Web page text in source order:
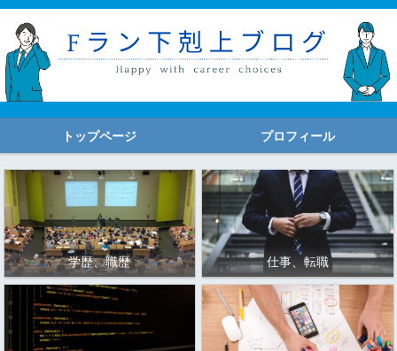
トップページ プロフィール
学歴、職歴 仕事、転職